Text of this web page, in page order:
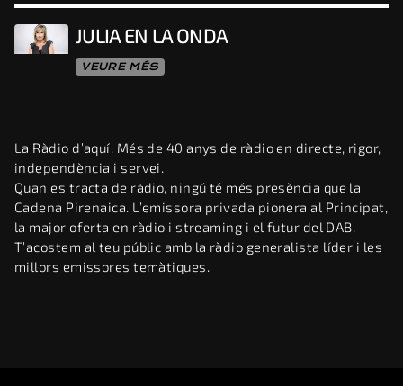
JULIA EN LA ONDA
VEURE MÉS
La Ràdio d’aquí. Més de 40 anys de ràdio en directe, rigor,
independència i servei.
Quan es tracta de ràdio, ningú té més presència que la
Cadena Pirenaica. L’emissora privada pionera al Principat,
la major oferta en ràdio i streaming i el futur del DAB.
T’acostem al teu públic amb la ràdio generalista líder i les
millors emissores temàtiques.